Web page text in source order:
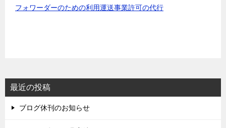
フォワーダーのための利用運送事業許可の代行
最近の投稿
ブログ休刊のお知らせ